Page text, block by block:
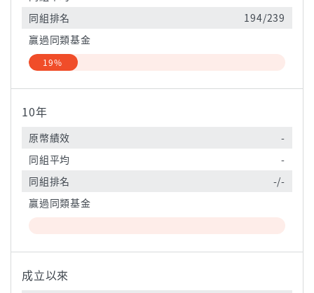
同組排名
194/239
贏過同類基金
19%
10年
原幣績效
-
同組平均
-
同組排名
-/-
贏過同類基金
成立以來